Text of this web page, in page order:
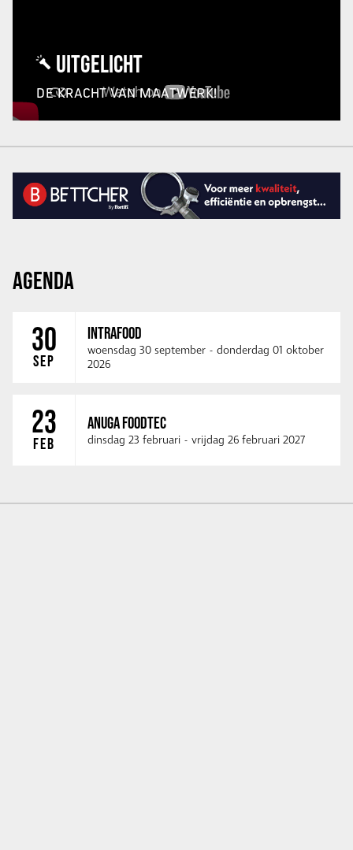
UITGELICHT
DE KRACHT VAN MAATWERK!
AGENDA
30
SEP
INTRAFOOD
woensdag 30 september - donderdag 01 oktober
2026
23
FEB
ANUGA FOODTEC
dinsdag 23 februari - vrijdag 26 februari 2027